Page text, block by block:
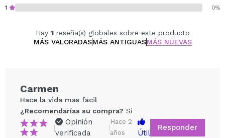
1 0%
Hay 1reseña(s) globales sobre este producto
MÁS VALORADASMÁS ANTIGUASMÁS NUEVAS
Carmen
Hace la vida mas facil
¿Recomendarías su compra? Si
|
Opinión
verificada
|
Hace 2
años
Útil
Responder